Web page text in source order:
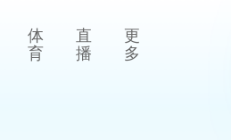
体
育
直
播
更
多